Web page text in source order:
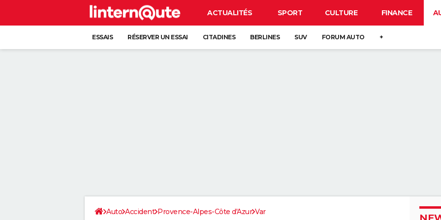
ACTUALITÉS SPORT CULTURE FINANCE
ESSAIS RÉSERVER UN ESSAI CITADINES BERLINES SUV FORUM AUTO +
Auto Accident Provence-Alpes-Côte d'Azur Var